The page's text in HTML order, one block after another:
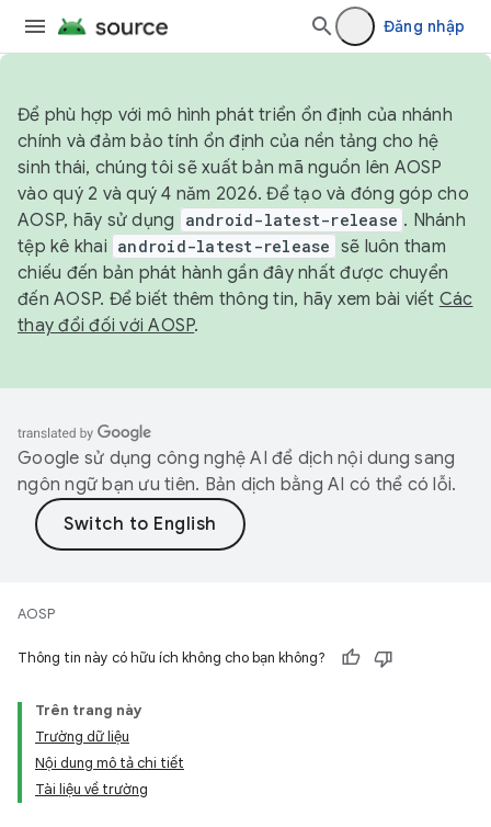
Đăng nhập
Để phù hợp với mô hình phát triển ổn định của nhánh
chính và đảm bảo tính ổn định của nền tảng cho hệ
sinh thái, chúng tôi sẽ xuất bản mã nguồn lên AOSP
vào quý 2 và quý 4 năm 2026. Để tạo và đóng góp cho
AOSP, hãy sử dụng
android-latest-release . Nhánh
tệp kê khai android-latest-release sẽ luôn tham
chiếu đến bản phát hành gần đây nhất được chuyển
đến AOSP. Để biết thêm thông tin, hãy xem bài viết Các
thay đổi đối với AOSP.
Google sử dụng công nghệ AI để dịch nội dung sang
ngôn ngữ bạn ưu tiên. Bản dịch bằng AI có thể có lỗi.
AOSP
Thông tin này có hữu ích không cho bạn không?
Trên trang này
Trường dữ liệu
Nội dung mô tả chi tiết
Tài liệu về trường